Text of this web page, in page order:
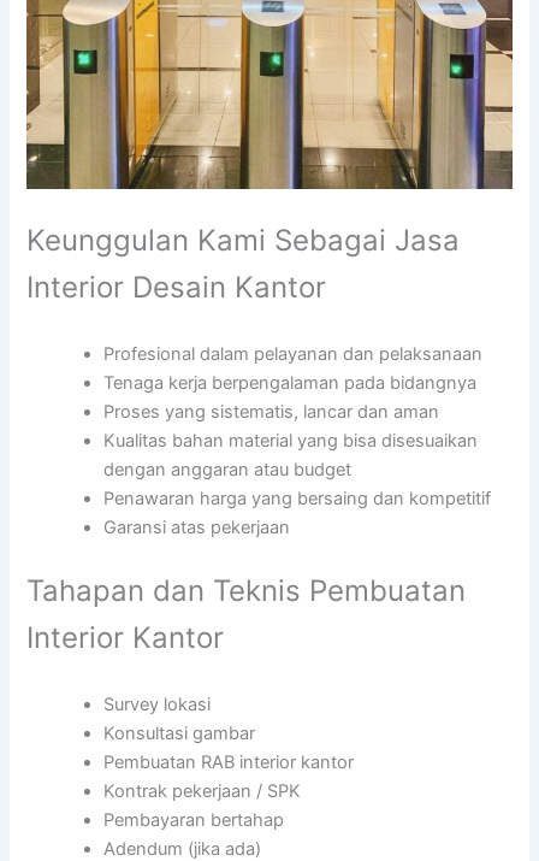
Keunggulan Kami Sebagai Jasa
Interior Desain Kantor
Profesional dalam pelayanan dan pelaksanaan
Tenaga kerja berpengalaman pada bidangnya
Proses yang sistematis, lancar dan aman
Kualitas bahan material yang bisa disesuaikan
dengan anggaran atau budget
Penawaran harga yang bersaing dan kompetitif
Garansi atas pekerjaan
Tahapan dan Teknis Pembuatan
Interior Kantor
Survey lokasi
Konsultasi gambar
Pembuatan RAB interior kantor
Kontrak pekerjaan / SPK
Pembayaran bertahap
Adendum (jika ada)